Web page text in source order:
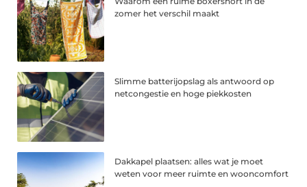
zomer het verschil maakt
Slimme batterijopslag als antwoord op
netcongestie en hoge piekkosten
Dakkapel plaatsen: alles wat je moet
weten voor meer ruimte en wooncomfort